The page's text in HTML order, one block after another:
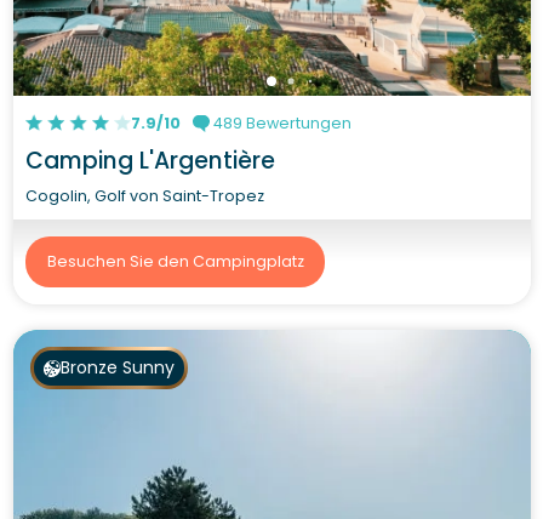
7.9/10 489 Bewertungen
Camping L'Argentière
Cogolin, Golf von Saint-Tropez
Besuchen Sie den Campingplatz
Bronze Sunny